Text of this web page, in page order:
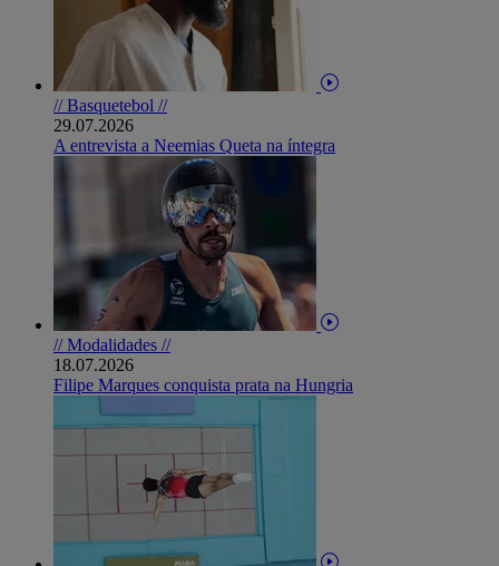
// Basquetebol //
29.07.2026
A entrevista a Neemias Queta na íntegra
// Modalidades //
18.07.2026
Filipe Marques conquista prata na Hungria